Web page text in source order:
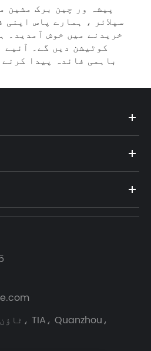
پیشہ ور چین برک مشین
خریدنے میں خوش آمدید۔
کوٹیشن دیں گے۔ آئیے
باہمی فائدہ پیدا